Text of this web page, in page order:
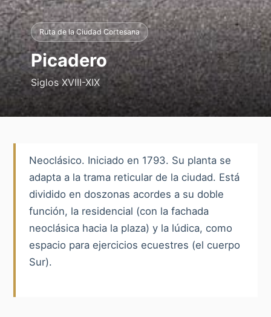
Ruta de la Ciudad Cortesana
Picadero
Siglos XVIII-XIX
Neoclásico. Iniciado en 1793. Su planta se
adapta a la trama reticular de la ciudad. Está
dividido en doszonas acordes a su doble
función, la residencial (con la fachada
neoclásica hacia la plaza) y la lúdica, como
espacio para ejercicios ecuestres (el cuerpo
Sur).